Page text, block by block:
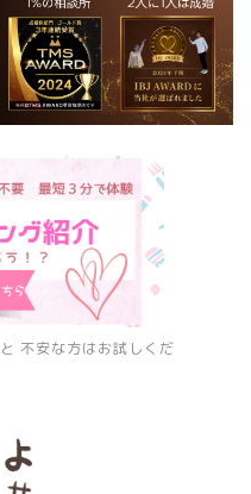
不安な方はお試しくだ